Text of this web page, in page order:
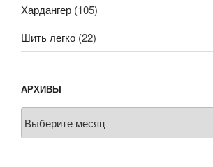
Хардангер (105)
Шить легко (22)
АРХИВЫ